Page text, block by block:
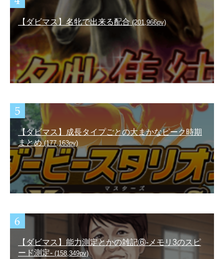
【ダビマス】名牝で出来る配合(201,966pv)
【ダビマス】成長タイプごとの大まかなピーク時期
まとめ(177,163pv)
【ダビマス】能力測定とかの雑記⑥-メモリ3のスピ
ード測定- (158,349pv)